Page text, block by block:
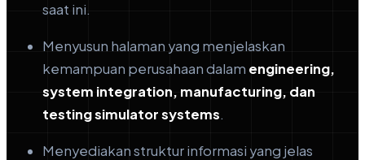
saat ini.
Menyusun halaman yang menjelaskan
kemampuan perusahaan dalam engineering,
system integration, manufacturing, dan
testing simulator systems.
Menyediakan struktur informasi yang jelas